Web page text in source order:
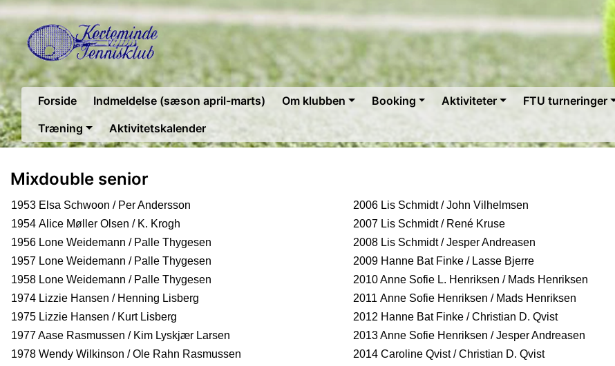
Forside Indmeldelse (sæson april-marts) Om klubben Booking Aktiviteter FTU turneringer
Træning
Aktivitetskalender
Mixdouble senior
1953 Elsa Schwoon / Per Andersson
2006 Lis Schmidt / John Vilhelmsen
1954 Alice Møller Olsen / K. Krogh
2007 Lis Schmidt / René Kruse
1956 Lone Weidemann / Palle Thygesen
2008 Lis Schmidt / Jesper Andreasen
1957 Lone Weidemann / Palle Thygesen
2009 Hanne Bat Finke / Lasse Bjerre
1958 Lone Weidemann / Palle Thygesen
2010 Anne Sofie L. Henriksen / Mads Henriksen
1974 Lizzie Hansen / Henning Lisberg
2011 Anne Sofie Henriksen / Mads Henriksen
1975 Lizzie Hansen / Kurt Lisberg
2012 Hanne Bat Finke / Christian D. Qvist
1977 Aase Rasmussen / Kim Lyskjær Larsen
2013 Anne Sofie Henriksen / Jesper Andreasen
1978 Wendy Wilkinson / Ole Rahn Rasmussen
2014 Caroline Qvist / Christian D. Qvist